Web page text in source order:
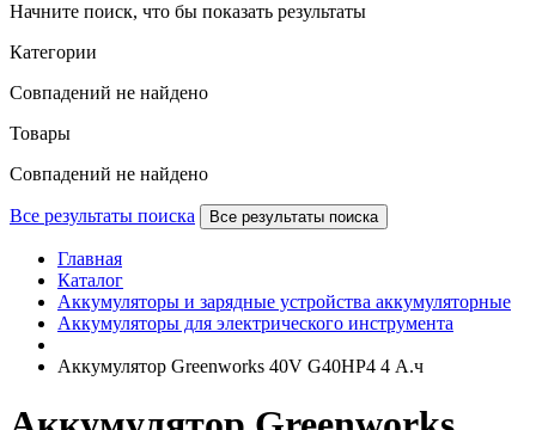
Начните поиск, что бы показать результаты
Категории
Совпадений не найдено
Товары
Совпадений не найдено
Все результаты поиска Все результаты поиска
Главная
Каталог
Аккумуляторы и зарядные устройства аккумуляторные
Аккумуляторы для электрического инструмента
Аккумулятор Greenworks 40V G40HP4 4 А.ч